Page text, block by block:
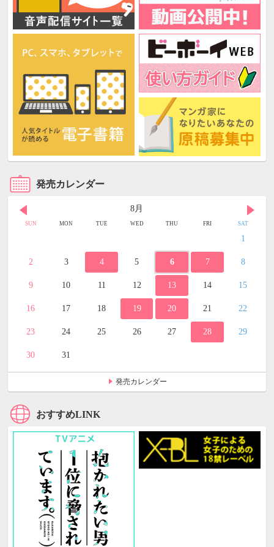
発売カレンダー
8月
SUN MON TUE WED THU FRI SAT
1
2 3 4 5 6 7 8
9 10 11 12 13 14 15
16 17 18 19 20 21 22
23 24 25 26 27 28 29
30 31
発売カレンダー
おすすめLINK